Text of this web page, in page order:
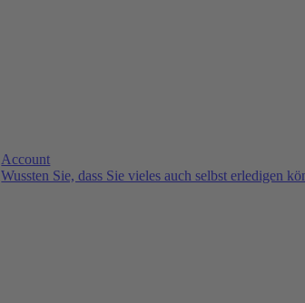
Account
Wussten Sie, dass Sie vieles auch selbst erledigen